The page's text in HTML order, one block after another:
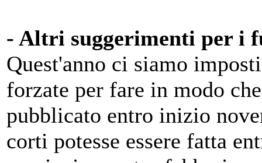
- Altri suggerimenti per i
Quest'anno ci siamo
forzate per fare in modo
pubblicato entro inizio
corti potesse essere fatta